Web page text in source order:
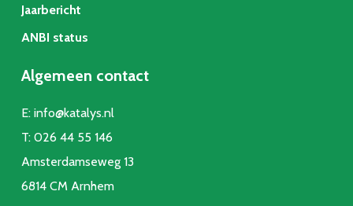
Jaarbericht
ANBI status
Algemeen contact
E: info@katalys.nl
T: 026 44 55 146
Amsterdamseweg 13
6814 CM Arnhem